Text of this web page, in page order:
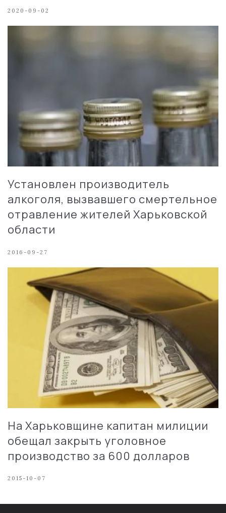
2020-09-02
Установлен производитель
алкоголя, вызвавшего смертельное
отравление жителей Харьковской
области
2016-09-27
На Харьковщине капитан милиции
обещал закрыть уголовное
производство за 600 долларов
2015-10-07